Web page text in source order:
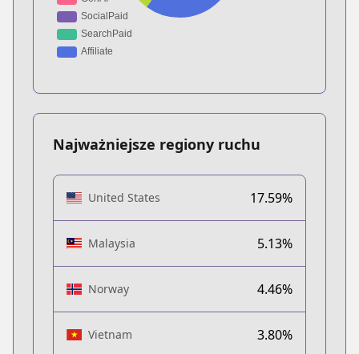
Najważniejsze regiony ruchu
United States 17.59%
Malaysia 5.13%
Norway 4.46%
Vietnam 3.80%